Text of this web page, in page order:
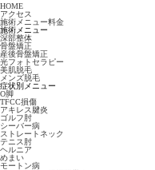
HOME
アクセス
施術メニュー料金
施術メニュー
深部整体
骨盤矯正
産後骨盤矯正
光フォトセラピー
美肌脱毛
メンズ脱毛
症状別メニュー
O脚
TFCC損傷
アキレス腱炎
ゴルフ肘
シーバー病
ストレートネック
テニス肘
ヘルニア
めまい
モートン病